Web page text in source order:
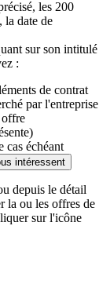
les 200
la date de
sur son intitulé
:
de contrat
par l'entreprise
offre
cas échéant
intéressent
depuis le détail
la ou les offres de
sur l'icône